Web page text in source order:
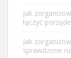
Jak
łączyć
Jak
sprawdzone